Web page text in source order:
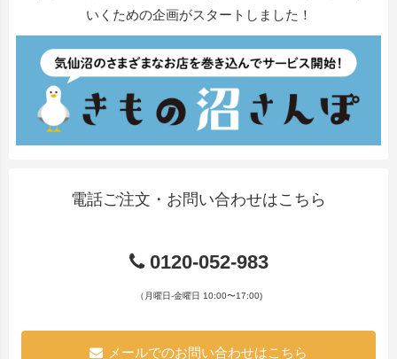
いくための企画がスタートしました！
電話ご注文・お問い合わせはこちら
0120-052-983
（月曜日-金曜日 10:00〜17:00)
メールでのお問い合わせはこちら